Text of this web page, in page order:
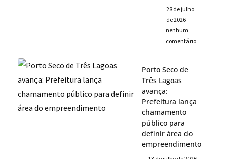
28 de julho
de 2026
nenhum
comentário
Porto Seco de
Três Lagoas
avança:
Prefeitura lança
chamamento
público para
definir área do
empreendimento